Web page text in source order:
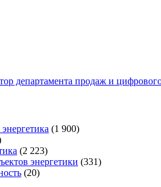
департамента продаж и
(1 900)
(2 223)
энергетики (331)
(20)